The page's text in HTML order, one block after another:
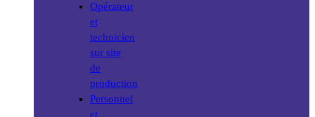
Opérateur
et
technicien
sur site
de
production
Personnel
et